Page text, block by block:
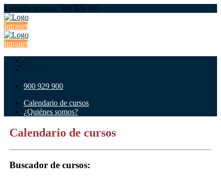
Llamada gratuita: 900 929 900
Intranet
Intranet
900 929 900
Calendario de cursos
¿Quiénes somos?
Calendario de cursos
Buscador de cursos: